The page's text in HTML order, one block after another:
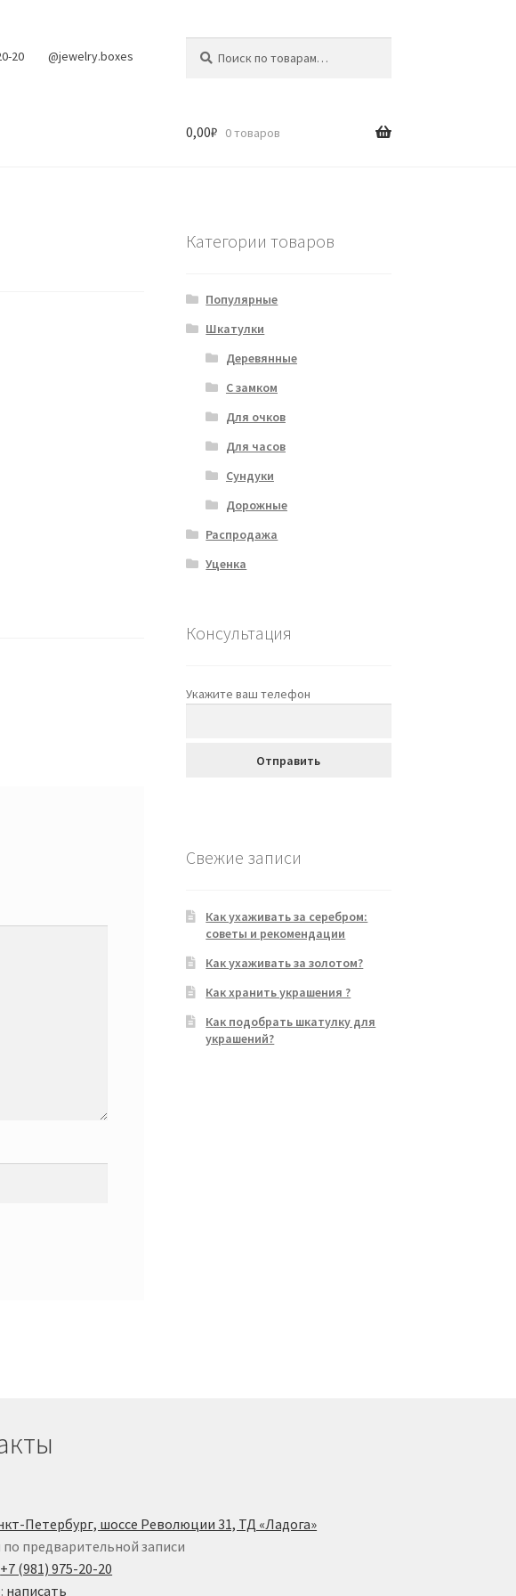
20 @jewelry.boxes
0,00₽ 0 товаров
Категории товаров
Популярные
Шкатулки
Деревянные
С замком
Для очков
Для часов
Сундуки
Дорожные
Распродажа
Уценка
Консультация
Укажите ваш телефон
Свежие записи
Как ухаживать за серебром:
советы и рекомендации
Как ухаживать за золотом?
Как хранить украшения ?
Как подобрать шкатулку для
украшений?
Петербург, шоссе Революции 31, ТД «Ладога»
предварительной записи
+7 (981) 975-20-20
написать